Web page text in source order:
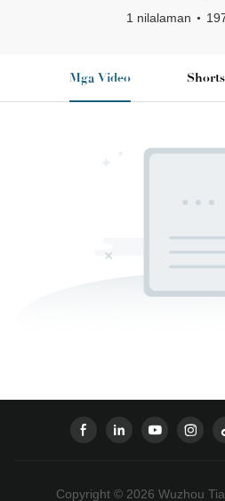
1 nilalaman
Mga Video Shorts
Copyright © 2026 Wuzhou